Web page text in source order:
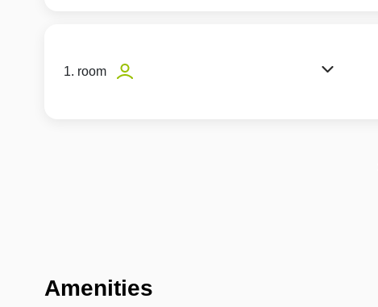
1. room
Amenities